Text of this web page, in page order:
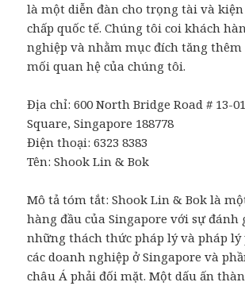
là một diễn đàn cho trọng tài và
chấp quốc tế. Chúng tôi coi khách
nghiệp và nhằm mục đích tăng
mối quan hệ của chúng tôi.
Địa chỉ:600 North Bridge Road # 13-
Square,Singapore 188778
Điện thoại: 6323 8383
Tên: Shook Lin & Bok
Mô tả tóm tắt: Shook Lin & Bok là
hàng đầu của Singapore với sự đánh
những thách thức pháp lý và pháp lý
các doanh nghiệp ở Singapore và
châu Á phải đối mặt. Một dấu ấn